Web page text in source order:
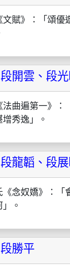
文賦》：「頌優
開雲、段
法曲遍第一》：
秀逸」。
龍韜、段
《念奴嬌》：「
。
勝平